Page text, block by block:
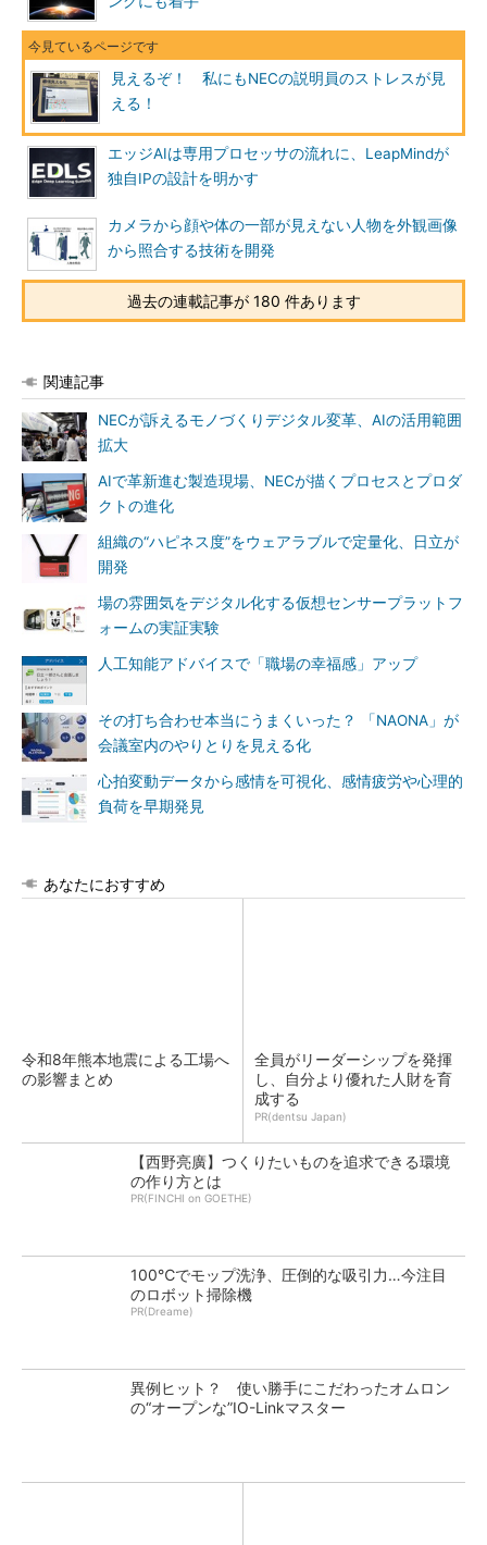
見えるぞ！ 私にもNECの説明員のストレスが見
える！
エッジAIは専用プロセッサの流れに、LeapMindが
独自IPの設計を明かす
カメラから顔や体の一部が見えない人物を外観画像
から照合する技術を開発
過去の連載記事が 180 件あります
関連記事
NECが訴えるモノづくりデジタル変革、AIの活用範囲
拡大
AIで革新進む製造現場、NECが描くプロセスとプロダ
クトの進化
組織の“ハピネス度”をウェアラブルで定量化、日立が
開発
場の雰囲気をデジタル化する仮想センサープラットフ
ォームの実証実験
人工知能アドバイスで「職場の幸福感」アップ
その打ち合わせ本当にうまくいった？ 「NAONA」が
会議室内のやりとりを見える化
心拍変動データから感情を可視化、感情疲労や心理的
負荷を早期発見
あなたにおすすめ
令和8年熊本地震による工場へ
の影響まとめ
全員がリーダーシップを発揮
し、自分より優れた人財を育
成する
PR(dentsu Japan)
【西野亮廣】つくりたいものを追求できる環境
の作り方とは
PR(FINCHI on GOETHE)
100℃でモップ洗浄、圧倒的な吸引力…今注目
のロボット掃除機
PR(Dreame)
異例ヒット？ 使い勝手にこだわったオムロン
の“オープンな”IO-Linkマスター